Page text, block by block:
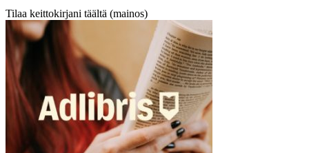
Tilaa keittokirjani täältä (mainos)